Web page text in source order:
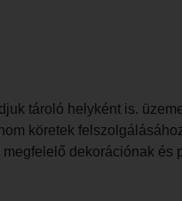
tároló helyként is.
köretek
dekorációnak és